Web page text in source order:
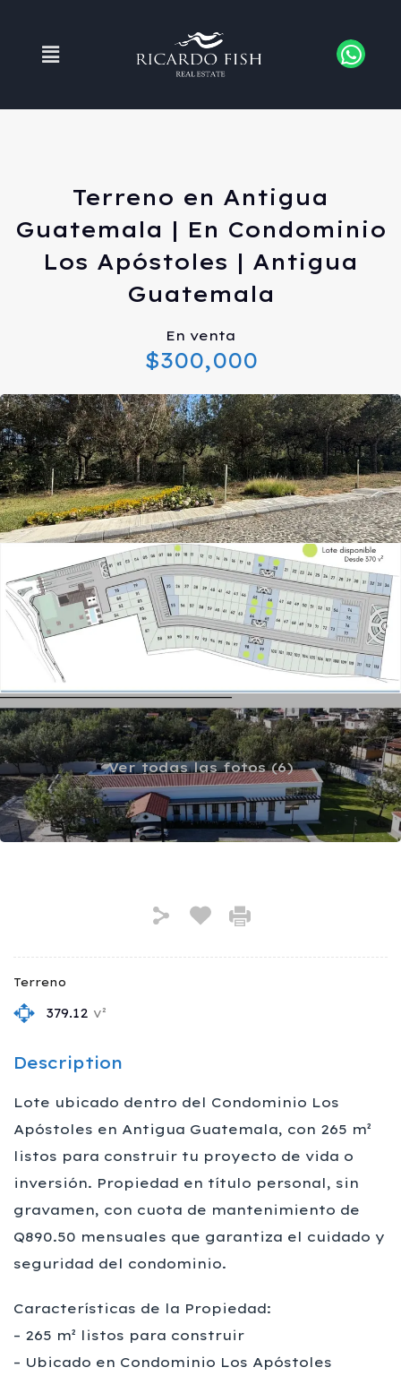
Terreno en Antigua
Guatemala | En Condominio
Los Apóstoles | Antigua
Guatemala
En venta
$300,000
Ver todas las fotos (6)
Terreno
379.12 v²
Description
Lote ubicado dentro del Condominio Los
Apóstoles en Antigua Guatemala, con 265 m²
listos para construir tu proyecto de vida o
inversión. Propiedad en título personal, sin
gravamen, con cuota de mantenimiento de
Q890.50 mensuales que garantiza el cuidado y
seguridad del condominio.
Características de la Propiedad:
– 265 m² listos para construir
– Ubicado en Condominio Los Apóstoles